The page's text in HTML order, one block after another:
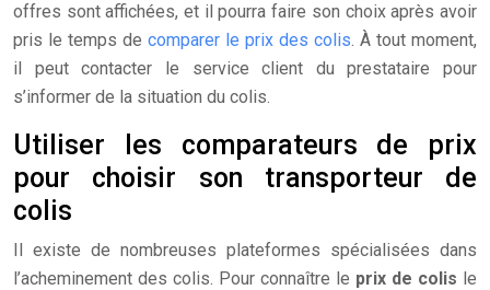
offres sont affichées, et il pourra faire son choix après avoir
pris le temps de comparer le prix des colis. À tout moment,
il peut contacter le service client du prestataire pour
s’informer de la situation du colis.
Utiliser les comparateurs de prix
pour choisir son transporteur de
colis
Il existe de nombreuses plateformes spécialisées dans
l’acheminement des colis. Pour connaître le prix de colis le